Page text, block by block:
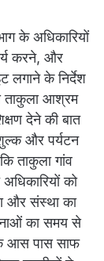
के अधिकारियों
करने, और
लगाने के निर्देश
ताकुला आश्रम
देने की बात
और पर्यटन
ताकुला गांव
को
और संस्था का
का समय से
आस पास साफ